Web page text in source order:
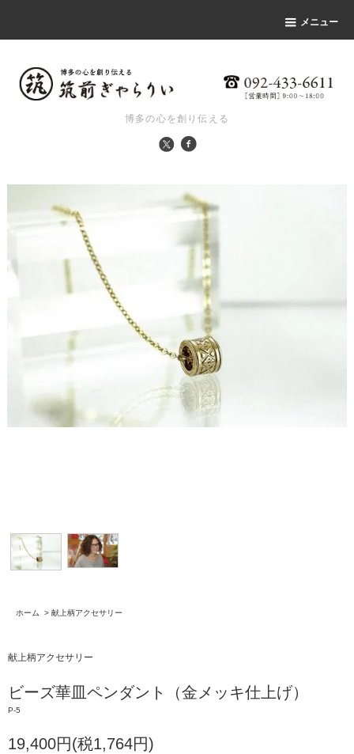
メニュー
博多の心を創り伝える
ホーム > 献上柄アクセサリー
献上柄アクセサリー
ビーズ華皿ペンダント（金メッキ仕上げ）
P-5
19,400円(税1,764円)